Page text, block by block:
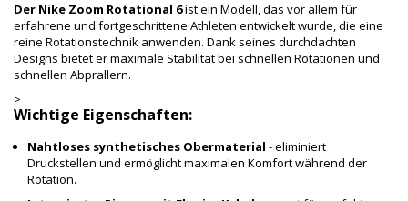
Der Nike Zoom Rotational 6ist ein Modell, das vor allem für
erfahrene und fortgeschrittene Athleten entwickelt wurde, die eine
reine Rotationstechnik anwenden. Dank seines durchdachten
Designs bietet er maximale Stabilität bei schnellen Rotationen und
schnellen Abprallern.
>
Wichtige Eigenschaften:
Nahtloses synthetisches Obermaterial - eliminiert
Druckstellen und ermöglicht maximalen Komfort während der
Rotation.